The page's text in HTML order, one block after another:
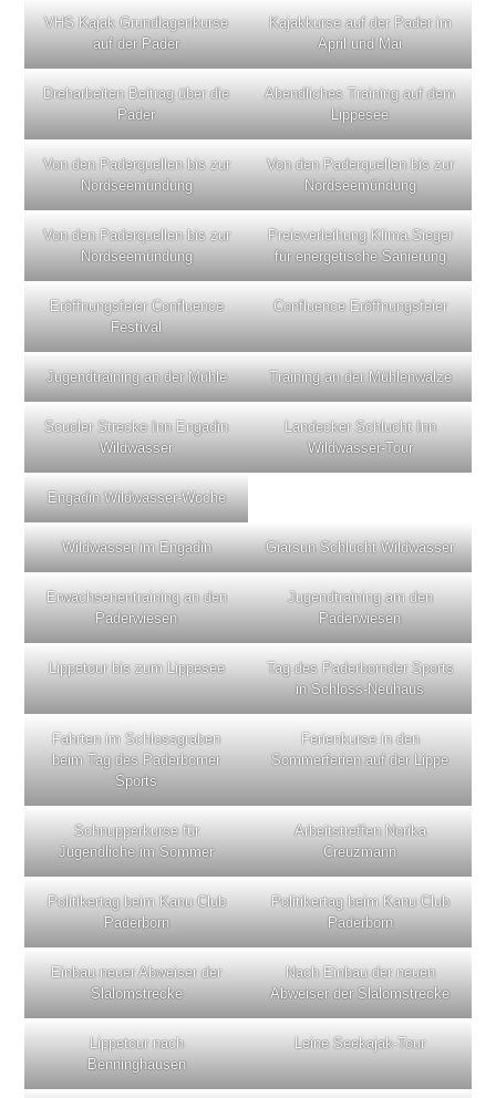
VHS Kajak Grundlagenkurse
auf der Pader
Kajakkurse auf der Pader im
April und Mai
Dreharbeiten Beitrag über die
Pader
Abendliches Training auf dem
Lippesee
Von den Paderquellen bis zur
Nordseemündung
Von den Paderquellen bis zur
Nordseemündung
Von den Paderquellen bis zur
Nordseemündung
Preisverleihung Klima.Sieger
für energetische Sanierung
Eröffnungsfeier Confluence
Festival
Confluence Eröffnungsfeier
Jugendtraining an der Mühle Training an der Mühlenwalze
Scuoler Strecke Inn Engadin
Wildwasser
Landecker Schlucht Inn
Wildwasser-Tour
Engadin Wildwasser-Woche
Wildwasser im Engadin Giarsun Schlucht Wildwasser
Erwachsenentraining an den
Paderwiesen
Jugendtraining am den
Paderwiesen
Lippetour bis zum Lippesee
Tag des Paderbornder Sports
in Schloss-Neuhaus
Fahrten im Schlossgraben
beim Tag des Paderborner
Sports
Ferienkurse in den
Sommerferien auf der Lippe
Schnupperkurse für
Jugendliche im Sommer
Arbeitstreffen Norika
Creuzmann
Politikertag beim Kanu Club
Paderborn
Politikertag beim Kanu Club
Paderborn
Einbau neuer Abweiser der
Slalomstrecke
Nach Einbau der neuen
Abweiser der Slalomstrecke
Lippetour nach
Benninghausen
Leine Seekajak-Tour